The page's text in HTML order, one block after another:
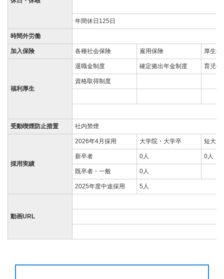
年間休日125日
時間外労働
加入保険 各種社会保険 雇用保険 厚生年
福利厚生
退職金制度 確定拠出年金制度 育児休
資格取得制度
受動喫煙防止措置 社内禁煙
採用実績
2026年4月採用 大学院・大学卒 短大・
新卒者 0人 0人
既卒者・一般 0人
2025年度中途採用 5人
動画URL